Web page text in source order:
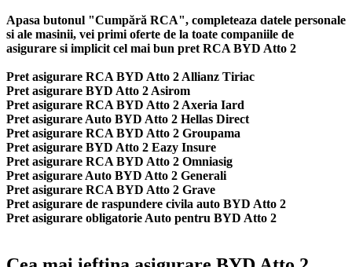
Apasa butonul "Cumpără RCA", completeaza datele personale
si ale masinii, vei primi oferte de la toate companiile de
asigurare si implicit cel mai bun pret RCA BYD Atto 2
Pret asigurare RCA BYD Atto 2 Allianz Tiriac
Pret asigurare BYD Atto 2 Asirom
Pret asigurare RCA BYD Atto 2 Axeria Iard
Pret asigurare Auto BYD Atto 2 Hellas Direct
Pret asigurare RCA BYD Atto 2 Groupama
Pret asigurare BYD Atto 2 Eazy Insure
Pret asigurare RCA BYD Atto 2 Omniasig
Pret asigurare Auto BYD Atto 2 Generali
Pret asigurare RCA BYD Atto 2 Grave
Pret asigurare de raspundere civila auto BYD Atto 2
Pret asigurare obligatorie Auto pentru BYD Atto 2